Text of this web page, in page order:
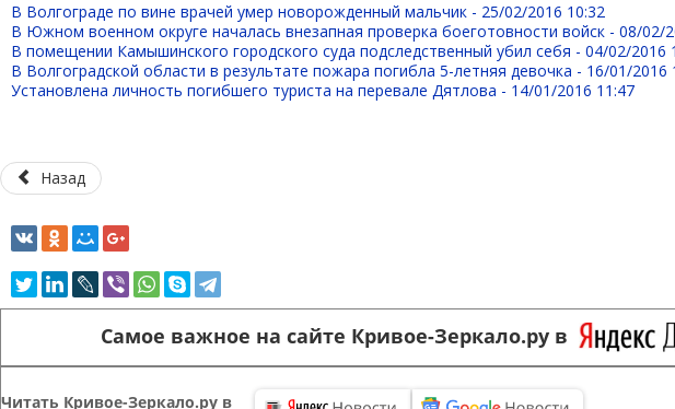
В Волгограде по вине врачей умер новорожденный мальчик - 25/02/2016 10:32
В Южном военном округе началась внезапная проверка боеготовности войск -08/02/
В помещении Камышинского городского суда подследственный убил себя -04/02/2016
В Волгоградской области в результате пожара погибла 5-летняя девочка - 16/01/2016
Установлена личность погибшего туриста на перевале Дятлова - 14/01/2016 11:47
Назад
Самое важное на сайте Кривое-Зеркало.ру в
Читать Кривое-Зеркало.ру в